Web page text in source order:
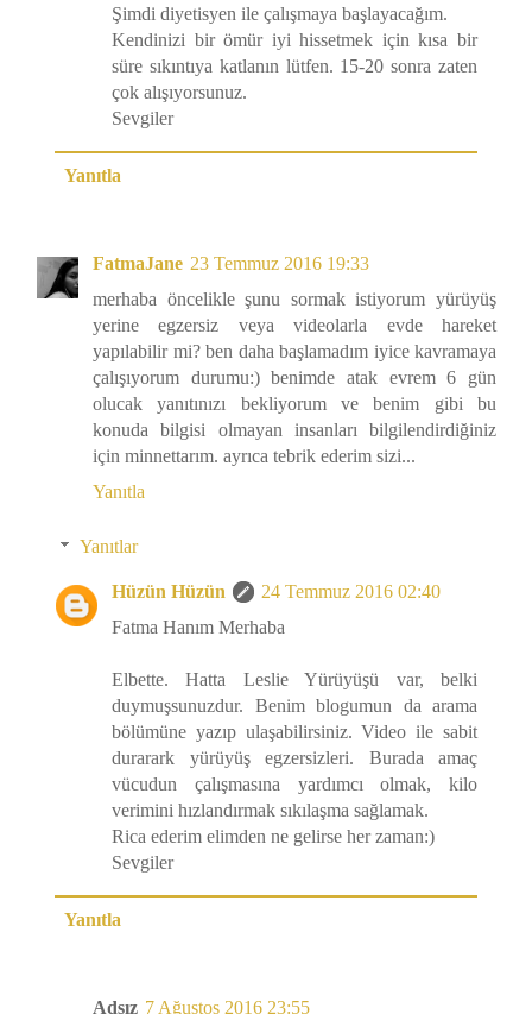
Şimdi diyetisyen ile çalışmaya başlayacağım.
Kendinizi bir ömür iyi hissetmek için kısa bir
süre sıkıntıya katlanın lütfen. 15-20 sonra zaten
çok alışıyorsunuz.
Sevgiler
Yanıtla
FatmaJane 23 Temmuz 2016 19:33
merhaba öncelikle şunu sormak istiyorum yürüyüş
yerine egzersiz veya videolarla evde hareket
yapılabilir mi? ben daha başlamadım iyice kavramaya
çalışıyorum durumu:) benimde atak evrem 6 gün
olucak yanıtınızı bekliyorum ve benim gibi bu
konuda bilgisi olmayan insanları bilgilendirdiğiniz
için minnettarım. ayrıca tebrik ederim sizi...
Yanıtla
Yanıtlar
Hüzün Hüzün
24 Temmuz 2016 02:40
Fatma Hanım Merhaba
Elbette. Hatta Leslie Yürüyüşü var, belki
duymuşsunuzdur. Benim blogumun da arama
bölümüne yazıp ulaşabilirsiniz. Video ile sabit
durarark yürüyüş egzersizleri. Burada amaç
vücudun çalışmasına yardımcı olmak, kilo
verimini hızlandırmak sıkılaşma sağlamak.
Rica ederim elimden ne gelirse her zaman:)
Sevgiler
Yanıtla
Adsız 7 Ağustos 2016 23:55